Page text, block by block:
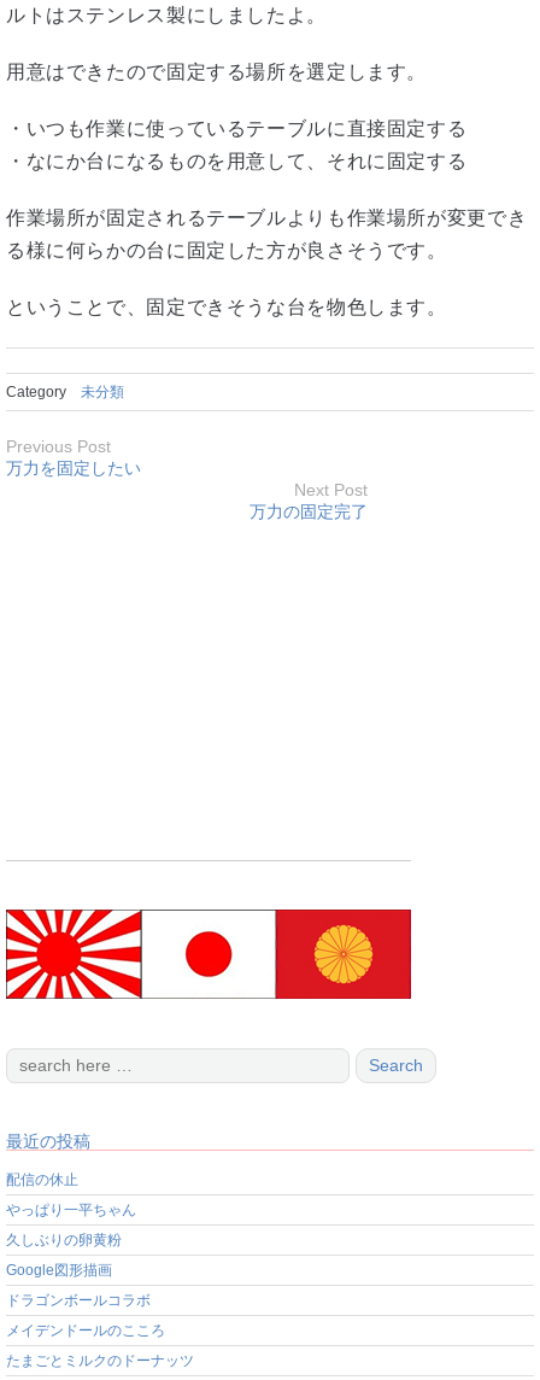
ルトはステンレス製にしましたよ。
用意はできたので固定する場所を選定します。
・いつも作業に使っているテーブルに直接固定する
・なにか台になるものを用意して、それに固定する
作業場所が固定されるテーブルよりも作業場所が変更でき
る様に何らかの台に固定した方が良さそうです。
ということで、固定できそうな台を物色します。
Category 未分類
Previous Post
万力を固定したい
Next Post
万力の固定完了
最近の投稿
配信の休止
やっぱり一平ちゃん
久しぶりの卵黄粉
Google図形描画
ドラゴンボールコラボ
メイデンドールのこころ
たまごとミルクのドーナッツ